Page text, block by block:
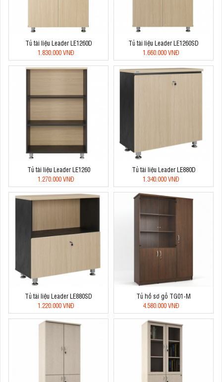
Tủ tài liệu Leader LE1260D
1.830.000 VNĐ
Tủ tài liệu Leader LE1260SD
1.660.000 VNĐ
Tủ tài liệu Leader LE1260
1.270.000 VNĐ
Tủ tài liệu Leader LE880D
1.340.000 VNĐ
Tủ tài liệu Leader LE880SD
1.220.000 VNĐ
Tủ hồ sơ gỗ TG01-M
4.580.000 VNĐ